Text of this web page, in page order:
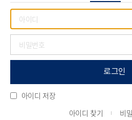
로그인
아이디 저장
아이디 찾기
비